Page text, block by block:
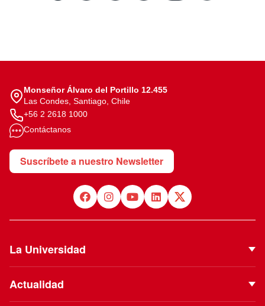
Monseñor Álvaro del Portillo 12.455
Las Condes, Santiago, Chile
+56 2 2618 1000
Contáctanos
Suscríbete a nuestro Newsletter
La Universidad
Actualidad